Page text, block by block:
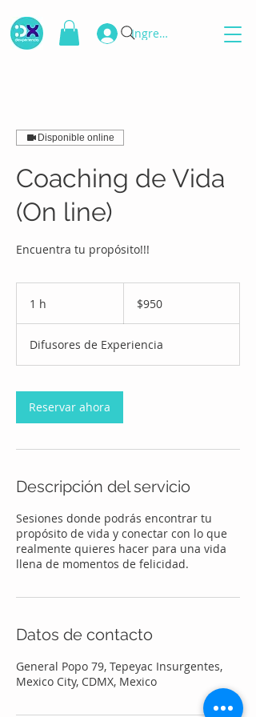
Ingresar
Disponible online
Coaching de Vida
(On line)
Encuentra tu propósito!!!
1 h
mexicanos
$950
Difusores de Experiencia
Reservar ahora
Descripción del servicio
Sesiones donde podrás encontrar tu
propósito de vida y conectar con lo que
realmente quieres hacer para una vida
llena de momentos de felicidad.
Datos de contacto
General Popo 79, Tepeyac Insurgentes,
Mexico City, CDMX, Mexico